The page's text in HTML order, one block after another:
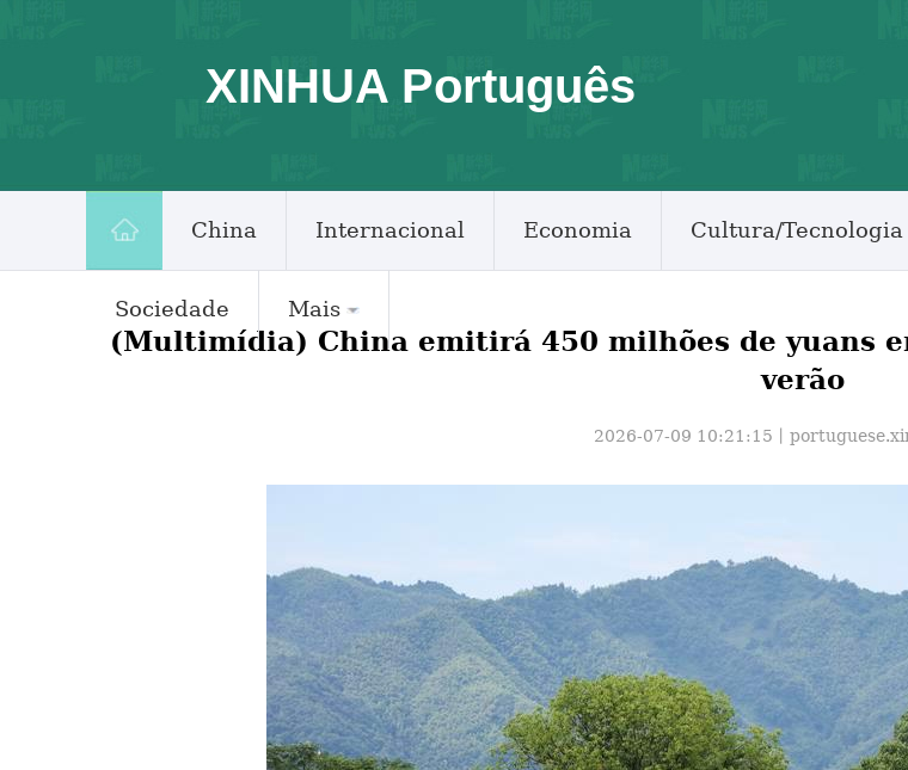
XINHUA Português
China Internacional Economia Cultura/Tecnologia
Sociedade Mais
(Multimídia) China emitirá 450 milhões de yuans
verão
2026-07-09 10:21:15丨